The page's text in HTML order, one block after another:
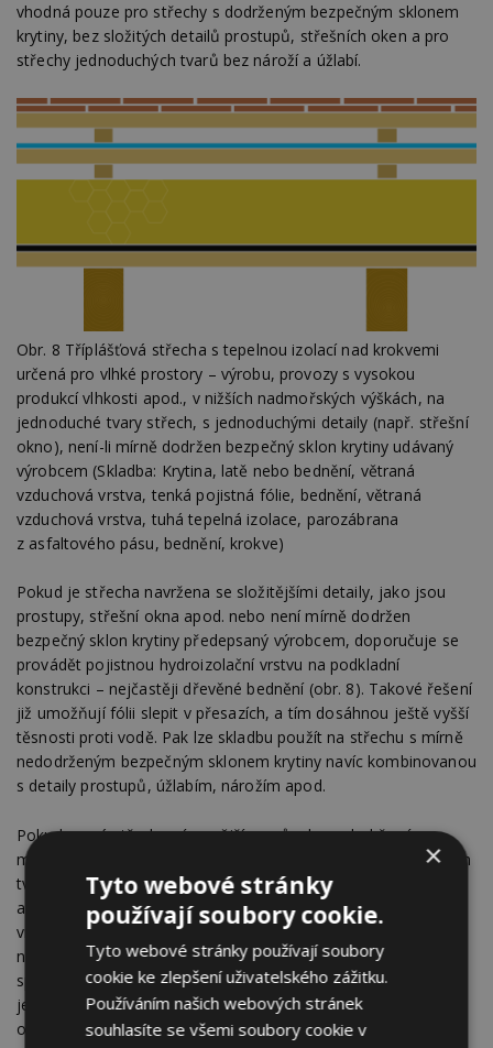
vhodná pouze pro střechy s dodrženým bezpečným sklonem
krytiny, bez složitých detailů prostupů, střešních oken a pro
střechy jednoduchých tvarů bez nároží a úžlabí.
Obr. 8 Tříplášťová střecha s tepelnou izolací nad krokvemi
určená pro vlhké prostory – výrobu, provozy s vysokou
produkcí vlhkosti apod., v nižších nadmořských výškách, na
jednoduché tvary střech, s jednoduchými detaily (např. střešní
okno), není-li mírně dodržen bezpečný sklon krytiny udávaný
výrobcem (Skladba: Krytina, latě nebo bednění, větraná
vzduchová vrstva, tenká pojistná fólie, bednění, větraná
vzduchová vrstva, tuhá tepelná izolace, parozábrana
z asfaltového pásu, bednění, krokve)
Pokud je střecha navržena se složitějšími detaily, jako jsou
prostupy, střešní okna apod. nebo není mírně dodržen
bezpečný sklon krytiny předepsaný výrobcem, doporučuje se
provádět pojistnou hydroizolační vrstvu na podkladní
konstrukci – nejčastěji dřevěné bednění (obr. 8). Takové řešení
již umožňují fólii slepit v přesazích, a tím dosáhnou ještě vyšší
těsnosti proti vodě. Pak lze skladbu použít na střechu s mírně
nedodrženým bezpečným sklonem krytiny navíc kombinovanou
s detaily prostupů, úžlabím, nárožím apod.
Pokud nemá střecha výraznějším způsobem dodržený
minimální bezpečný sklon krytiny a navíc je střecha složitějších
tvarů a obsahuje detaily, jako jsou střešní okna, prostupy
a vikýře, jednoznačně se doporučuje pojistnou hydroizolační
vrstvu provést z hydroizolačních asfaltových pásů (tzv. typ S)
nebo z hydroizolační fólie. Výhodou tohoto řešení je jistota
spolehlivosti hydroizolačního materiálu při pečlivém svaření
jeho přesahů vhodnou technologií. Zároveň lze bezpečně
opracovat veškeré detaily. Při extrémně nepříznivých
×
Tyto webové stránky
používají soubory cookie.
Tyto webové stránky používají soubory
cookie ke zlepšení uživatelského zážitku.
Používáním našich webových stránek
souhlasíte se všemi soubory cookie v